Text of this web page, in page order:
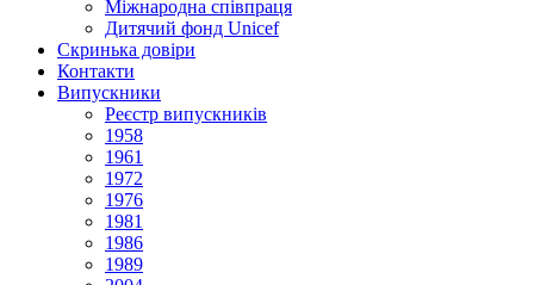
Міжнародна співпраця
Дитячий фонд Unicef
Скринька довіри
Контакти
Випускники
Реєстр випускників
1958
1961
1972
1976
1981
1986
1989